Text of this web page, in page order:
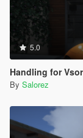
5.0
Handling for
By Salorez